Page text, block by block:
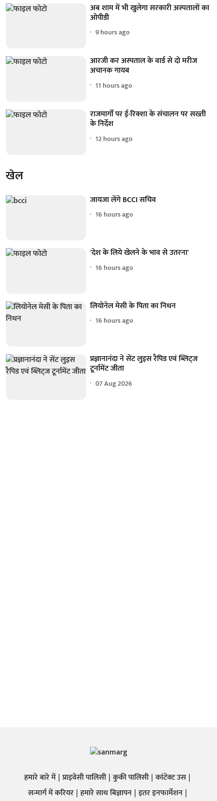
अब शाम में भी खुलेगा सरकारी अस्पतालों का
ओपीडी
9 hours ago
आरजी कर अस्पताल के वार्ड से दो मरीज
अचानक गायब
11 hours ago
राजमार्गों पर ई-रिक्शा के संचालन पर सख्ती
के निर्देश
12 hours ago
खेल
जायजा लेंगे BCCI सचिव
16 hours ago
'देश के लिये खेलने के भाव से उतरना'
16 hours ago
लियोनेल मेसी के पिता का निधन
16 hours ago
प्रज्ञानानंदा ने सेंट लुइस रैपिड एवं ब्लिट्ज
टूर्नामेंट जीता
07 Aug 2026
हमारे बारे में प्राइवेसी पालिसी कुकी पालिसी कांटेक्ट उस
सन्मार्ग में करियर हमारे साथ बिज्ञापन इतर इनफार्मेशन